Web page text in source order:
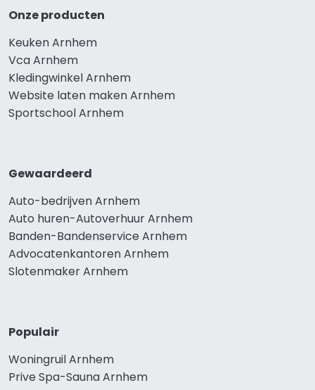
Onze producten
Keuken Arnhem
Vca Arnhem
Kledingwinkel Arnhem
Website laten maken Arnhem
Sportschool Arnhem
Gewaardeerd
Auto-bedrijven Arnhem
Auto huren-Autoverhuur Arnhem
Banden-Bandenservice Arnhem
Advocatenkantoren Arnhem
Slotenmaker Arnhem
Populair
Woningruil Arnhem
Prive Spa-Sauna Arnhem